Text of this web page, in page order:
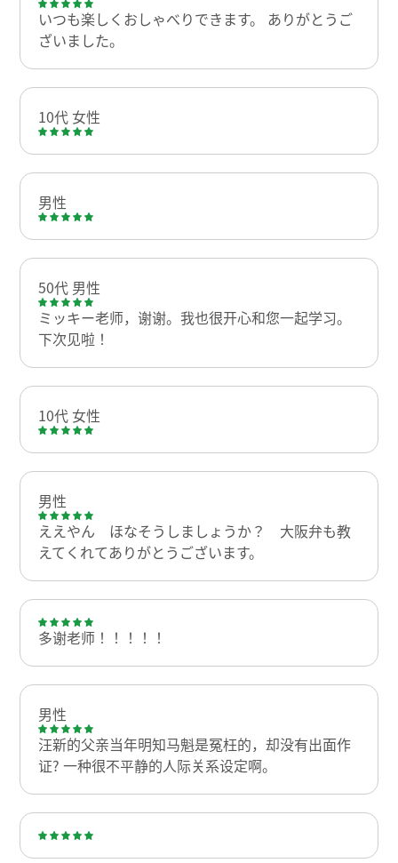
いつも楽しくおしゃべりできます。 ありがとうご
ざいました。
10代 女性
男性
50代 男性
ミッキー老师，谢谢。我也很开心和您一起学习。
下次见啦！
10代 女性
男性
ええやん ほなそうしましょうか？ 大阪弁も教
えてくれてありがとうございます。
多谢老师！！！！！
男性
汪新的父亲当年明知马魁是冤枉的，却没有出面作
证? 一种很不平静的人际关系设定啊。